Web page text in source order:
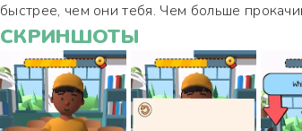
быстрее, чем они тебя. Чем больше
СКРИНШОТЫ